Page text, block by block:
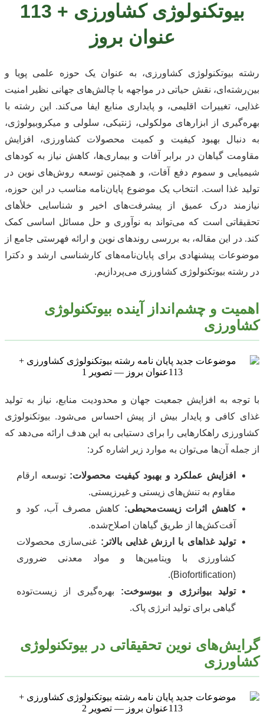
بیوتکنولوژی کشاورزی + 113
عنوان بروز
رشته بیوتکنولوژی کشاورزی، به عنوان یک حوزه علمی پویا و
بین‌رشته‌ای، نقش حیاتی در مواجهه با چالش‌های جهانی نظیر امنیت
غذایی، تغییرات اقلیمی، و پایداری منابع ایفا می‌کند. این رشته با
بهره‌گیری از ابزارهای مولکولی، ژنتیکی، سلولی و میکروبیولوژی،
به دنبال بهبود کیفیت و کمیت محصولات کشاورزی، افزایش
مقاومت گیاهان در برابر آفات و بیماری‌ها، کاهش نیاز به کودهای
شیمیایی و سموم دفع آفات، و همچنین توسعه روش‌های نوین در
تولید غذا است. انتخاب یک موضوع پایان‌نامه مناسب در این حوزه،
نیازمند درک عمیق از پیشرفت‌های اخیر و شناسایی خلأهای
تحقیقاتی است که می‌تواند به نوآوری و حل مسائل اساسی کمک
کند. در این مقاله، به بررسی روندهای نوین و ارائه فهرستی جامع از
موضوعات پیشنهادی برای پایان‌نامه‌های کارشناسی ارشد و دکترا
در رشته بیوتکنولوژی کشاورزی می‌پردازیم.
اهمیت و چشم‌انداز آینده بیوتکنولوژی
کشاورزی
با توجه به افزایش جمعیت جهان و محدودیت منابع، نیاز به تولید
غذای کافی و پایدار بیش از پیش احساس می‌شود. بیوتکنولوژی
کشاورزی راهکارهایی را برای دستیابی به این هدف ارائه می‌دهد که
از جمله آن‌ها می‌توان به موارد زیر اشاره کرد:
افزایش عملکرد و بهبود کیفیت محصولات: توسعه ارقام
مقاوم به تنش‌های زیستی و غیرزیستی.
کاهش اثرات زیست‌محیطی: کاهش مصرف آب، کود و
آفت‌کش‌ها از طریق گیاهان اصلاح‌شده.
تولید غذاهای با ارزش غذایی بالاتر: غنی‌سازی محصولات
کشاورزی با ویتامین‌ها و مواد معدنی ضروری
(Biofortification).
تولید بیو‌انرژی و بیو‌سوخت: بهره‌گیری از زیست‌توده
گیاهی برای تولید انرژی پاک.
گرایش‌های نوین تحقیقاتی در بیوتکنولوژی
کشاورزی